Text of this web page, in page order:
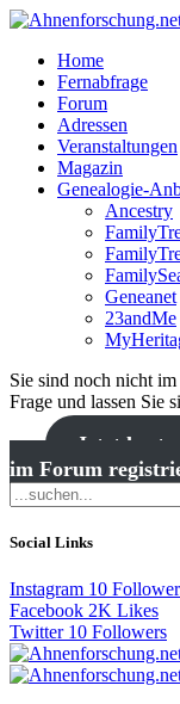
Home
Fernabfrage
Forum
Adressen
Veranstaltungen
Magazin
Genealogie-
Ancestry
Geneanet
23andMe
Sie sind noch nicht
Frage und lassen Sie
Jetzt
im Forum
Social Links
Instagram 10
Facebook 2K Likes
Twitter 10 Followers